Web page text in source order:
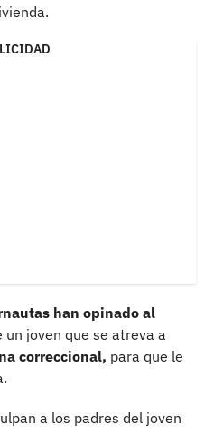
han opinado al
joven que se atreva a
correccional, para que le
a los padres del joven